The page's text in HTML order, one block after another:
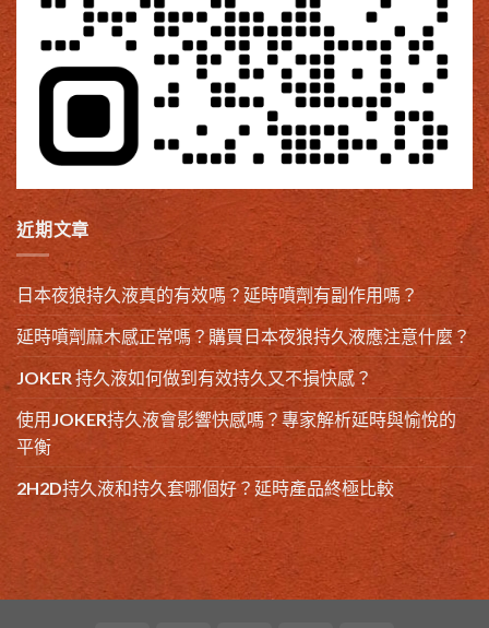
近期文章
日本夜狼持久液真的有效嗎？延時噴劑有副作用嗎？
延時噴劑麻木感正常嗎？購買日本夜狼持久液應注意什麼？
JOKER 持久液如何做到有效持久又不損快感？
使用JOKER持久液會影響快感嗎？專家解析延時與愉悅的
平衡
2H2D持久液和持久套哪個好？延時產品終極比較